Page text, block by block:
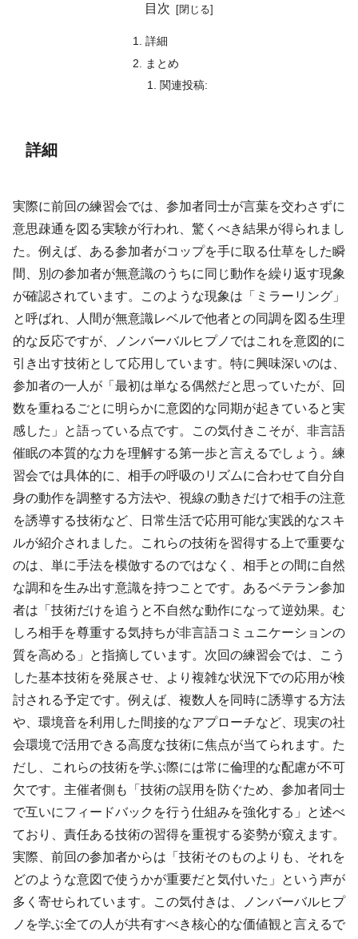
目次
詳細
まとめ
関連投稿:
詳細
実際に前回の練習会では、参加者同士が言葉を交わさずに
意思疎通を図る実験が行われ、驚くべき結果が得られまし
た。例えば、ある参加者がコップを手に取る仕草をした瞬
間、別の参加者が無意識のうちに同じ動作を繰り返す現象
が確認されています。このような現象は「ミラーリング」
と呼ばれ、人間が無意識レベルで他者との同調を図る生理
的な反応ですが、ノンバーバルヒプノではこれを意図的に
引き出す技術として応用しています。特に興味深いのは、
参加者の一人が「最初は単なる偶然だと思っていたが、回
数を重ねるごとに明らかに意図的な同期が起きていると実
感した」と語っている点です。この気付きこそが、非言語
催眠の本質的な力を理解する第一歩と言えるでしょう。練
習会では具体的に、相手の呼吸のリズムに合わせて自分自
身の動作を調整する方法や、視線の動きだけで相手の注意
を誘導する技術など、日常生活で応用可能な実践的なスキ
ルが紹介されました。これらの技術を習得する上で重要な
のは、単に手法を模倣するのではなく、相手との間に自然
な調和を生み出す意識を持つことです。あるベテラン参加
者は「技術だけを追うと不自然な動作になって逆効果。む
しろ相手を尊重する気持ちが非言語コミュニケーションの
質を高める」と指摘しています。次回の練習会では、こう
した基本技術を発展させ、より複雑な状況下での応用が検
討される予定です。例えば、複数人を同時に誘導する方法
や、環境音を利用した間接的なアプローチなど、現実の社
会環境で活用できる高度な技術に焦点が当てられます。た
だし、これらの技術を学ぶ際には常に倫理的な配慮が不可
欠です。主催者側も「技術の誤用を防ぐため、参加者同士
で互いにフィードバックを行う仕組みを強化する」と述べ
ており、責任ある技術の習得を重視する姿勢が窺えます。
実際、前回の参加者からは「技術そのものよりも、それを
どのような意図で使うかが重要だと気付いた」という声が
多く寄せられています。この気付きは、ノンバーバルヒプ
ノを学ぶ全ての人が共有すべき核心的な価値観と言えるで